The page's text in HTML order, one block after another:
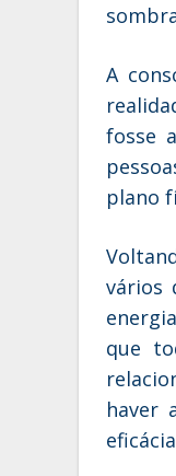
A
fosse
plano
vários
que
haver